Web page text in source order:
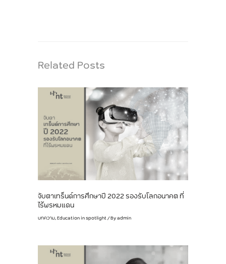
Related Posts
จับตาเทร็นด์การศึกษาปี 2022 รองรับโลกอนาคต ที่
ไร้พรหมแดน
บทความ,Education in spotlight / Byadmin